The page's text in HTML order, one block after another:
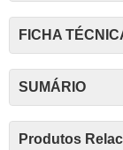
FICHA
SUMÁRIO
Produtos